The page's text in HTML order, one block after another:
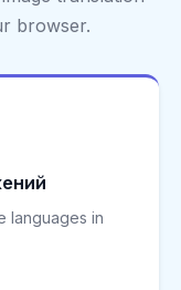
browser.
languages in